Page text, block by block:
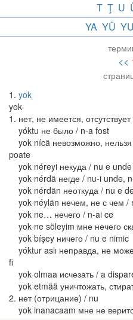
T Ţ U
YA YÜ YU
<<
1 yok
yok
1. нет, не имеется,
yóktu не было / n-a fost
yok nícä невозможно,
poate
yok néreyi некуда / nu e unde
yok nérdä негде / nu-i unde,
yok nérdän неоткуда / nu e
yok néylän нечем, не с чем /
yok ne… нечего / n-ai ce
yok ne söleyim мне нечего
yok bíşey ничего / nu e nimic
yóktur aslı неправда, не
fi
yok olmaa исчезать / a
yok etmää уничтожать,
2. нет (отрицание) / nu
yok inanacaam мне не